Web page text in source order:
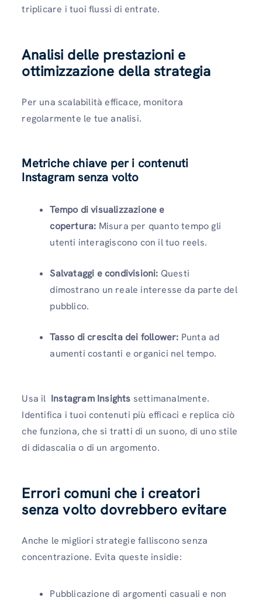
triplicare i tuoi flussi di entrate.
Analisi delle prestazioni e
ottimizzazione della strategia
Per una scalabilità efficace, monitora
regolarmente le tue analisi.
Metriche chiave per i contenuti
Instagram senza volto
Tempo di visualizzazione e
copertura: Misura per quanto tempo gli
utenti interagiscono con il tuo reels.
Salvataggi e condivisioni: Questi
dimostrano un reale interesse da parte del
pubblico.
Tasso di crescita dei follower: Punta ad
aumenti costanti e organici nel tempo.
Usa il Instagram Insights settimanalmente.
Identifica i tuoi contenuti più efficaci e replica ciò
che funziona, che si tratti di un suono, di uno stile
di didascalia o di un argomento.
Errori comuni che i creatori
senza volto dovrebbero evitare
Anche le migliori strategie falliscono senza
concentrazione. Evita queste insidie:
Pubblicazione di argomenti casuali e non